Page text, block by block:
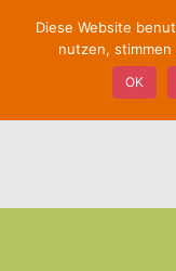
i
Diese Website
nutzen,
OK